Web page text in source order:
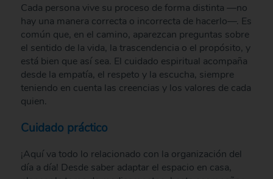
Cada persona vive su proceso de forma distinta —no
hay una manera correcta o incorrecta de hacerlo—. Es
común que, en el camino, aparezcan preguntas sobre
el sentido de la vida, la trascendencia o el propósito, y
está bien que así sea. El cuidado espiritual acompaña
desde la empatía, el respeto y la escucha, siempre
teniendo en cuenta las creencias y los valores de cada
quien.
Cuidado práctico
¡Aquí va todo lo relacionado con la organización del
día a día! Desde saber adaptar el espacio en casa,